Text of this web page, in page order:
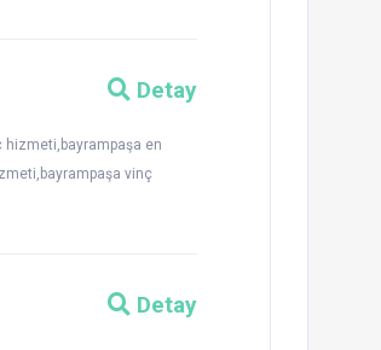
Detay
hizmeti,bayrampaşa en
vinç
Detay